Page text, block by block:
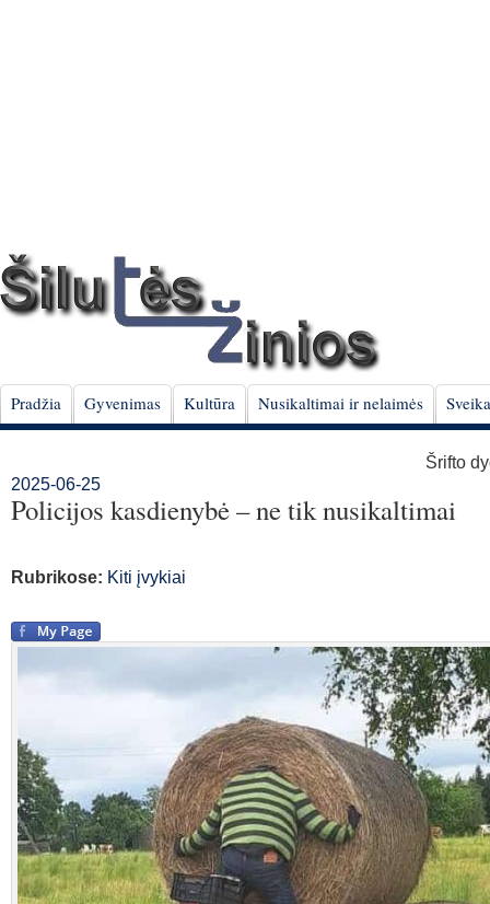
Pradžia Gyvenimas Kultūra Nusikaltimai ir nelaimės
Šrifto
2025-06-25
Policijos kasdienybė – ne tik nusikaltimai
Rubrikose: Kiti įvykiai